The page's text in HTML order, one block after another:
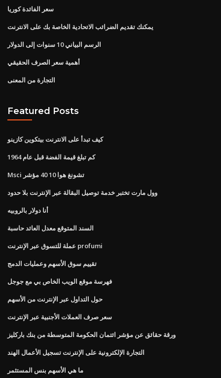
سعر الفائدة كوريا
يمكنك تقديم الضرائب الاتحادية الخاصة بك على الانترنت
الرسم البياني 10 سنوات إلى الدولار
أهمية سعر الصرف الحقيقي
التجارة من المعنى
Featured Posts
كيف تبدأ على الانترنت بيتكوين كازينو
كم تبلغ قيمة الفضة قبل عام 1964
Msci تشونغ هوا 10 40 مؤشر
وول مارت تختبر خدمة توصيل البقالة عبر الإنترنت بلا حدود
أنا دولار بالروبيه
السند المتوقع معدل العائد حاسبة
عملة للتسوق عبر الإنترنت profumi
تقييم سوق الأسهم وعمليات الدمج
فهرسة موقع الويب الخاص بي مع جوجل
حول التداول عبر الإنترنت من الأسهم
سعر صرف العملات الأجنبية عبر الإنترنت
ورقة حقائق عن مؤشر ائتمان الحكومة المتوسطة من بنك باركليز
التجارة الإلكترونية على الإنترنت تسجيل الأعمال الهند
ما هي الأسهم بنس المستثمر